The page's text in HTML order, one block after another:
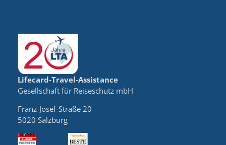
Lifecard-Travel-Assistance
Gesellschaft für Reiseschutz mbH
Franz-Josef-Straße 20
5020 Salzburg